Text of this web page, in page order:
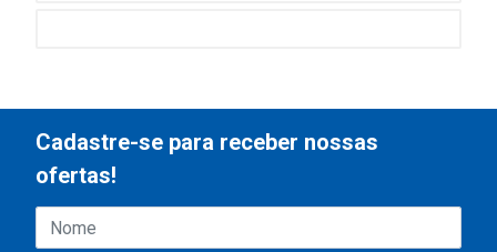
Cadastre-se para receber nossas
ofertas!